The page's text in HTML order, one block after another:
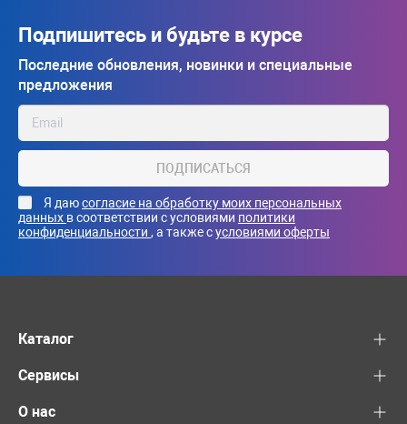
Подпишитесь и будьте в курсе
Последние обновления, новинки и специальные
предложения
ПОДПИСАТЬСЯ
Я даюсогласие на обработку моих персональных
данных в соответствии с условиями политики
конфиденциальности , а также сусловиями оферты
Каталог
Сервисы
О нас